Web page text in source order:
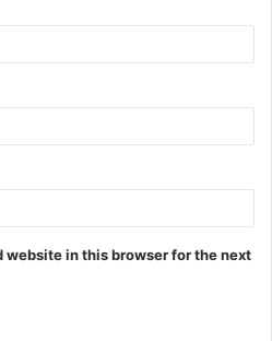
website in this browser for the next